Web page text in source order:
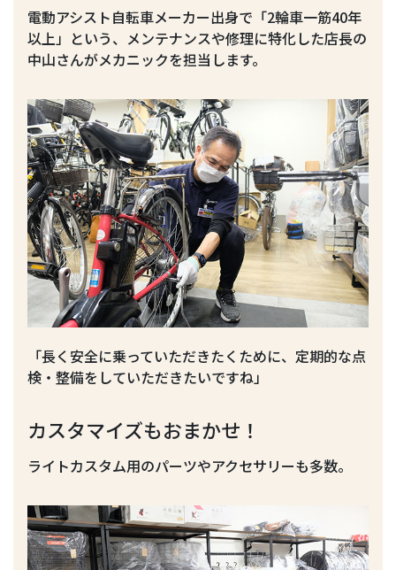
電動アシスト自転車メーカー出身で「2輪車一筋40年
以上」という、メンテナンスや修理に特化した店長の
中山さんがメカニックを担当します。
「長く安全に乗っていただきたくために、定期的な点
検・整備をしていただきたいですね」
カスタマイズもおまかせ！
ライトカスタム用のパーツやアクセサリーも多数。